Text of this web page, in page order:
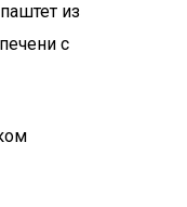
из
с